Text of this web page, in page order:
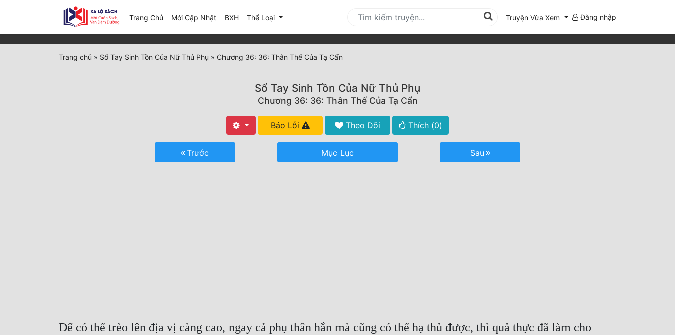
Trang Chủ Mới Cập Nhật(current)
BXH Thể Loại Truyện Vừa Xem Đăng nhập
Trang chủ » Sổ Tay Sinh Tồn Của Nữ Thủ Phụ » Chương 36: 36: Thân Thế Của Tạ Cẩn
Sổ Tay Sinh Tồn Của Nữ Thủ Phụ
Chương 36: 36: Thân Thế Của Tạ Cẩn
Báo Lỗi Theo Dõi Thích (0)
Trước Mục Lục Sau
Để có thể trèo lên địa vị càng cao, ngay cả phụ thân hắn mà cũng có thể hạ thủ được, thì quả thực đã làm cho